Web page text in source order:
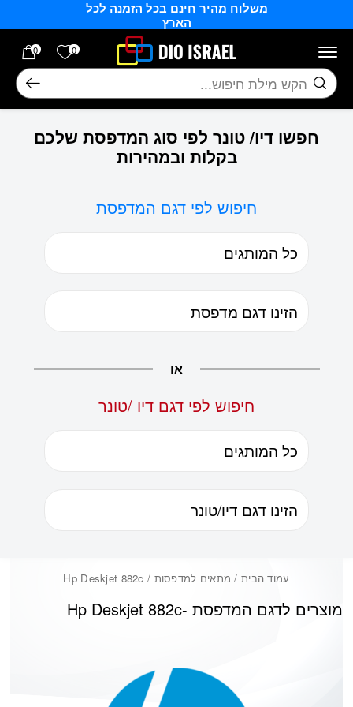
משלוח מהיר חינם בכל הזמנה לכל
הארץ
0 הרשימה
0
חיפוש
חפשו דיו/ טונר לפי סוג המדפסת שלכם
בקלות ובמהירות
חיפוש לפי דגם המדפסת
או
חיפוש לפי דגם דיו /טונר
עמוד הבית / מתאים למדפסות / Hp Deskjet 882c
Hp Deskjet 882cמוצרים לדגם המדפסת -